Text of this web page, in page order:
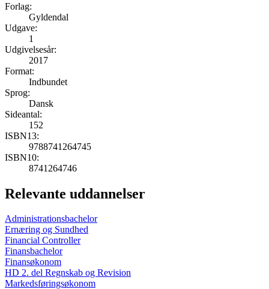
Forlag:
Gyldendal
Udgave:
1
Udgivelsesår:
2017
Format:
Indbundet
Sprog:
Dansk
Sideantal:
152
ISBN13:
9788741264745
ISBN10:
8741264746
Relevante uddannelser
Administrationsbachelor
Ernæring og Sundhed
Financial Controller
Finansbachelor
Finansøkonom
HD 2. del Regnskab og Revision
Markedsføringsøkonom